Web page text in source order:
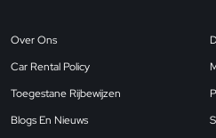
Over Ons
Car Rental Policy
Toegestane Rijbewijzen
Blogs En Nieuws